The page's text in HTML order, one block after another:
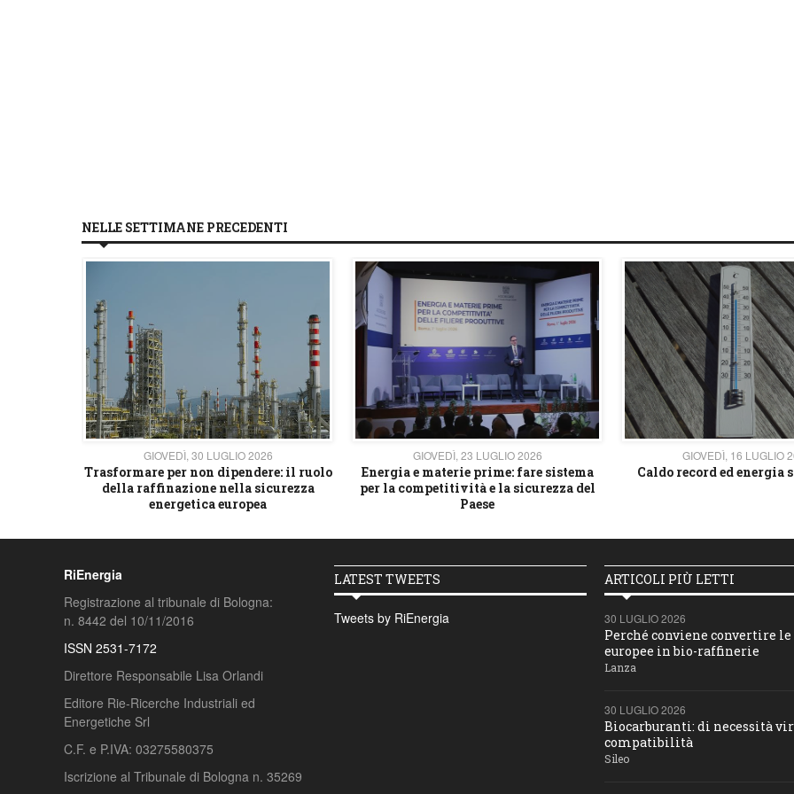
NELLE SETTIMANE PRECEDENTI
GIOVEDÌ, 30 LUGLIO 2026
Trasformare per non dipendere: il ruolo
della raffinazione nella sicurezza
energetica europea
GIOVEDÌ, 23 LUGLIO 2026
Energia e materie prime: fare sistema
per la competitività e la sicurezza del
Paese
GIOVEDÌ, 16 LUGLIO
Caldo record ed energia
RiEnergia
Registrazione al tribunale di Bologna:
n. 8442 del 10/11/2016
ISSN 2531-7172
Direttore Responsabile Lisa Orlandi
Editore Rie-Ricerche Industriali ed
Energetiche Srl
C.F. e P.IVA: 03275580375
Iscrizione al Tribunale di Bologna n. 35269
LATEST TWEETS
Tweets by RiEnergia
ARTICOLI PIÙ LETTI
30 LUGLIO 2026
Perché conviene convertire
europee in bio-raffinerie
Lanza
30 LUGLIO 2026
Biocarburanti: di necessità
compatibilità
Sileo